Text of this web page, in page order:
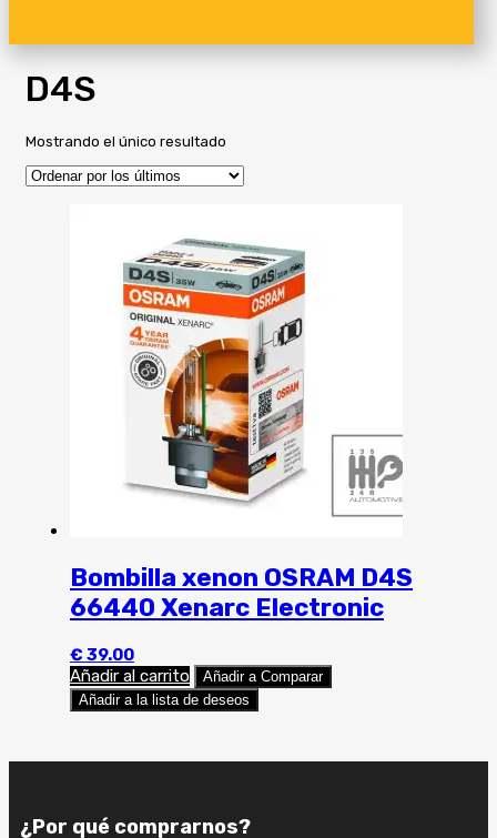
D4S
Mostrando el único resultado
Bombilla xenon OSRAM D4S
66440 Xenarc Electronic
€ 39.00
Añadir al carrito
Añadir a Comparar
Añadir a la lista de deseos
¿Por qué comprarnos?